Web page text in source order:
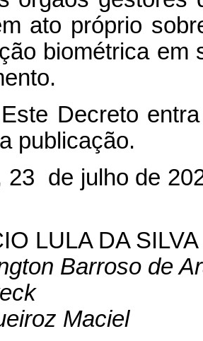
ato próprio
biométrica em
Decreto
publicação.
23 de julho de
LULA DA SILVA
Barroso de
Maciel